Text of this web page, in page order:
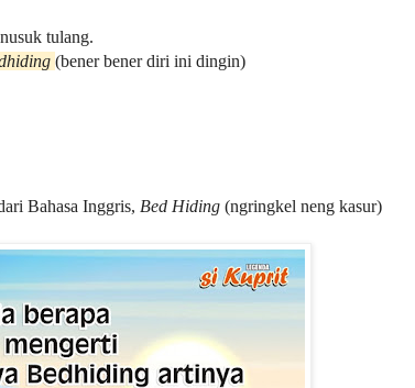
tulang.
(bener bener diri ini dingin)
Bahasa Inggris, Bed Hiding (ngringkel neng kasur)